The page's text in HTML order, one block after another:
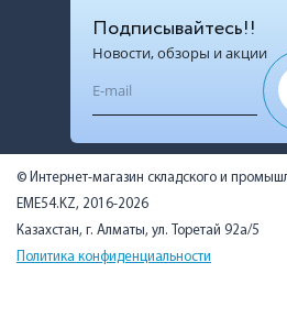
Подписывайтесь!!
Новости, обзоры и акции
© Интернет-магазин складского и
EME54.KZ, 2016-2026
Казахстан, г. Алматы, ул. Торетай 92а/5
Политика конфиденциальности